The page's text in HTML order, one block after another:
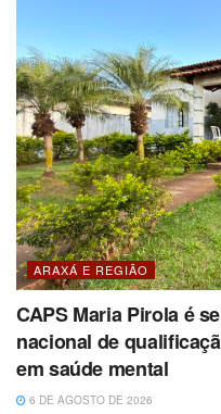
ARAXÁ E REGIÃO
CAPS Maria Pirola é
nacional de
em saúde mental
6 DE AGOSTO DE 2026